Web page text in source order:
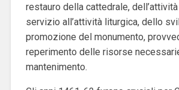
restauro della cattedrale,
servizio all’attività liturgica, dello
promozione del monumento,
reperimento delle risorse
mantenimento.